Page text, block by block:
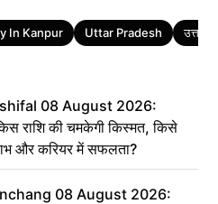
In Kanpur Uttar Pradesh उत्तर
08 August 2026:
राशि की चमकेगी किस्मत, किसे
और करियर में सफलता?
08 August 2026: